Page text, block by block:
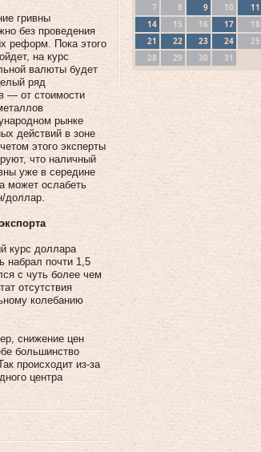
гривны
без проведения
реформ. Пока этого
на курс
валюты будет
ряд
— от стоимости
рынке
действий в зоне
этого эксперты
что наличный
уже в середине
может ослабеть
доллар.
курс доллара
набрал почти 1,5
с чуть более чем
отсутствия
колебанию
снижение цен
большинство
происходит из-за
центра
7
8 9 10 11
14
15 16 17 18
21
22 23 24 25
28
29 30 31